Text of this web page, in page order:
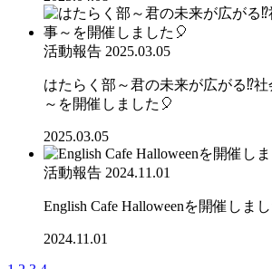
活動報告 2025.03.05
はたらく部～君の未来が広がる⁉
～を開催しました🎈
2025.03.05
活動報告 2024.11.01
English Cafe Halloweenを開催しま
2024.11.01